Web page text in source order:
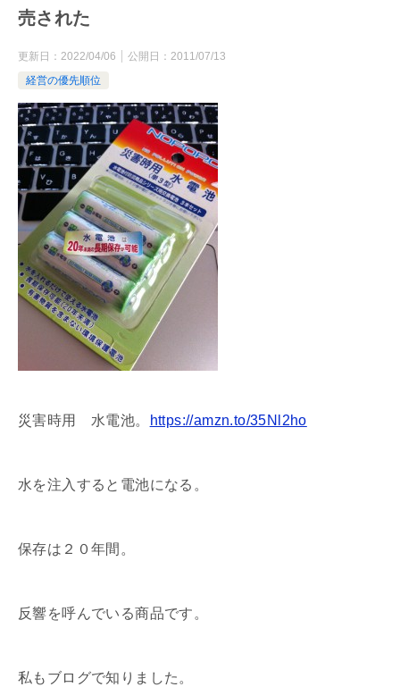
売された
更新日： 2022/04/06 公開日： 2011/07/13
経営の優先順位
災害時用 水電池。 https://amzn.to/35Nl2ho
水を注入すると電池になる。
保存は２０年間。
反響を呼んでいる商品です。
私もブログで知りました。